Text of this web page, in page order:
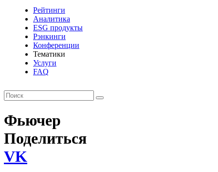
Рейтинги
Аналитика
ESG продукты
Рэнкинги
Конференции
Тематики
Услуги
FAQ
Фьючер
Поделиться
VK